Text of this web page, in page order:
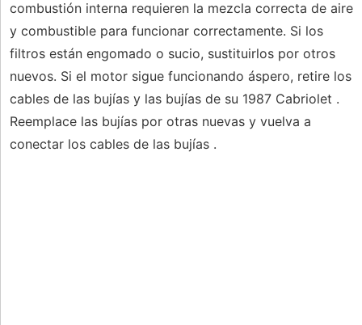
combustión interna requieren la mezcla correcta de aire
y combustible para funcionar correctamente. Si los
filtros están engomado o sucio, sustituirlos por otros
nuevos. Si el motor sigue funcionando áspero, retire los
cables de las bujías y las bujías de su 1987 Cabriolet .
Reemplace las bujías por otras nuevas y vuelva a
conectar los cables de las bujías .